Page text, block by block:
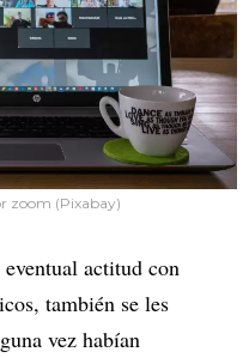
zoom (Pixabay)
actitud con
también se les
vez habían